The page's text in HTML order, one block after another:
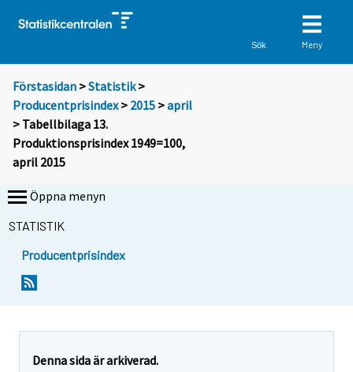
Sök Meny
Förstasidan >Statistik >
Producentprisindex> 2015 >april
> Tabellbilaga 13.
Produktionsprisindex 1949=100,
april 2015
Öppna menyn
STATISTIK
Producentprisindex
Denna sida är arkiverad.